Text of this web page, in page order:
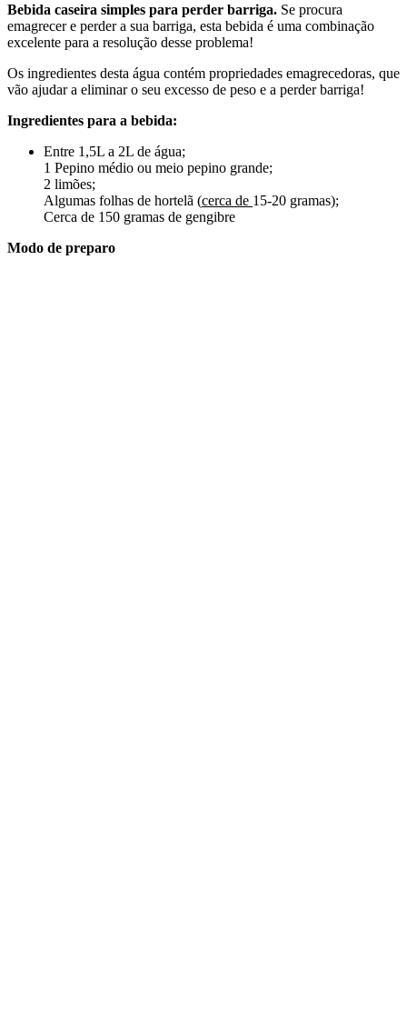
Bebida caseira simples para perder barriga. Se procura
emagrecer e perder a sua barriga, esta bebida é uma combinação
excelente para a resolução desse problema!
Os ingredientes desta água contém propriedades emagrecedoras, que
vão ajudar a eliminar o seu excesso de peso e a perder barriga!
Ingredientes para a bebida:
Entre 1,5L a 2L de água;
1 Pepino médio ou meio pepino grande;
2 limões;
Algumas folhas de hortelã (cerca de 15-20 gramas);
Cerca de 150 gramas de gengibre
Modo de preparo